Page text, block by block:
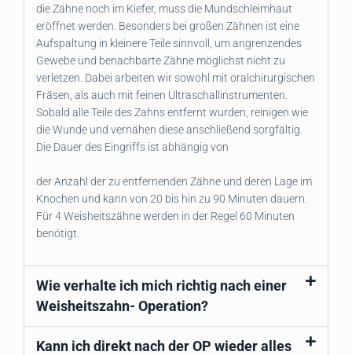
die Zähne noch im Kiefer, muss die Mundschleimhaut
eröffnet werden. Besonders bei großen Zähnen ist eine
Aufspaltung in kleinere Teile sinnvoll, um angrenzendes
Gewebe und benachbarte Zähne möglichst nicht zu
verletzen. Dabei arbeiten wir sowohl mit oralchirurgischen
Fräsen, als auch mit feinen Ultraschallinstrumenten.
Sobald alle Teile des Zahns entfernt wurden, reinigen wie
die Wunde und vernähen diese anschließend sorgfältig.
Die Dauer des Eingriffs ist abhängig von
der Anzahl der zu entfernenden Zähne und deren Lage im
Knochen und kann von 20 bis hin zu 90 Minuten dauern.
Für 4 Weisheitszähne werden in der Regel 60 Minuten
benötigt.
Wie verhalte ich mich richtig nach einer
Weisheitszahn- Operation?
Kann ich direkt nach der OP wieder alles